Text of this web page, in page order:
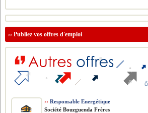
››Publiez vos offres d'emploi
›› Responsable Energétique
Société Bouzguenda Frères